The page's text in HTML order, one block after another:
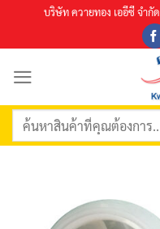
content
บริษัท ควายทอง เออีซี จำกัด
ค้นหา: